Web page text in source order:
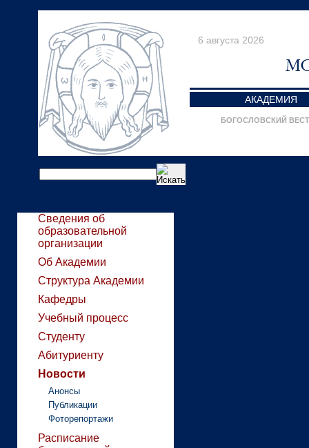
6 августа 2026
АКАДЕМИЯ
БОГОСЛОВСКИЙ
Сведения об
образовательной
организации
Об Академии
Структура Академии
Кафедры
Учебный процесс
Студенту
Абитуриенту
Новости
Анонсы
Публикации
Фоторепортажи
Расписание